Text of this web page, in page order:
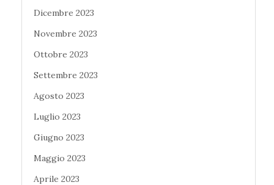
Dicembre 2023
Novembre 2023
Ottobre 2023
Settembre 2023
Agosto 2023
Luglio 2023
Giugno 2023
Maggio 2023
Aprile 2023